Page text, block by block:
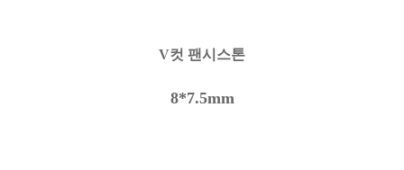
V컷 팬시스톤
8*7.5mm